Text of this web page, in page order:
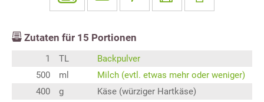
Zutaten für 15 Portionen
1 TL
Backpulver
500
ml
Milch (evtl. etwas mehr oder weniger)
400
g
Käse (würziger Hartkäse)